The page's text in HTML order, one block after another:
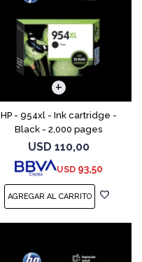
HP - 954xl - Ink cartridge -
Black - 2,000 pages
USD 110,00
USD 93,50